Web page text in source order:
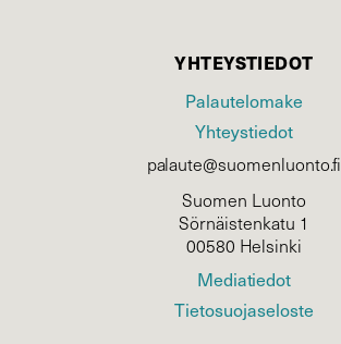
YHTEYSTIEDOT
Palautelomake
Yhteystiedot
palaute@suomenluonto.fi
Suomen Luonto
Sörnäistenkatu 1
00580 Helsinki
Mediatiedot
Tietosuojaseloste